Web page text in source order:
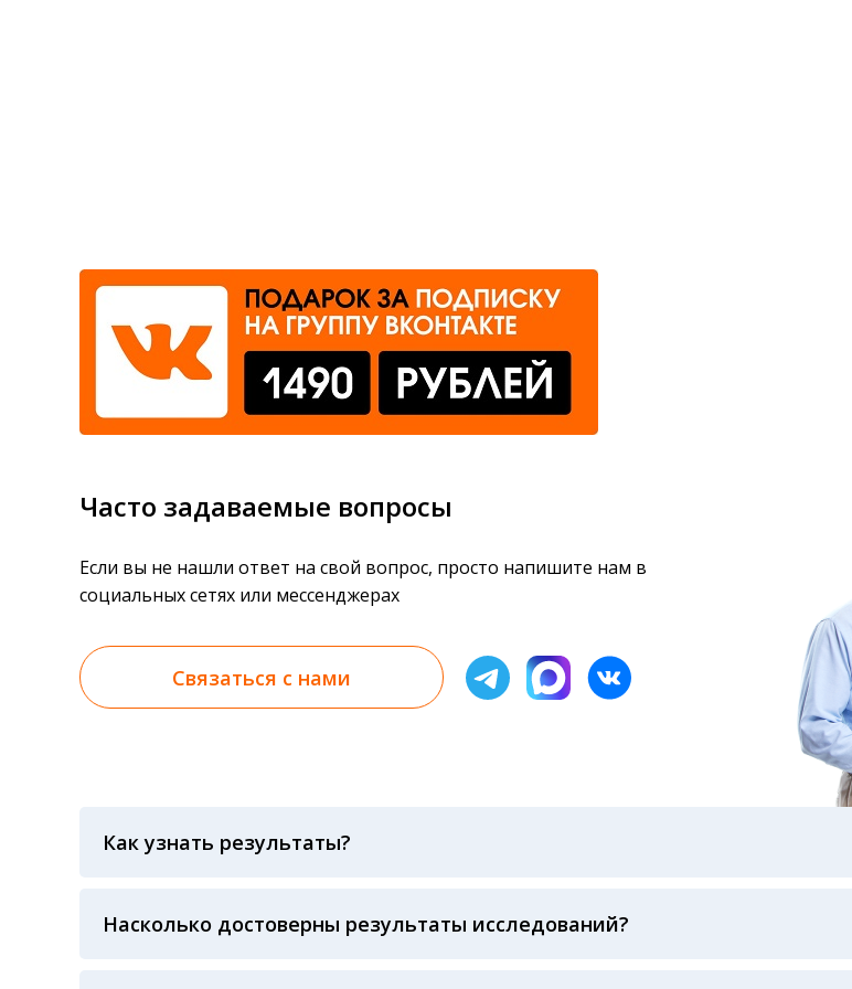
Часто задаваемые вопросы
Если вы не нашли ответ на свой вопрос, просто напишите нам в
социальных сетях или мессенджерах
Связаться с нами
Как узнать результаты?
анализов при предъявлении паспорта или чека об оплате
Насколько достоверны результаты исследований?
Гарантия качества лабораторных тестов обеспечивается соблюдением